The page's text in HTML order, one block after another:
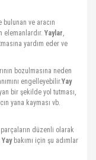
ve aracın
elemanlardır. Yaylar,
yardım eder ve
bozulmasına neden
engelleyebilir.Yay
bir şekilde yol tutması,
yana kayması vb.
düzenli olarak
Yaybakımı için şu adımlar